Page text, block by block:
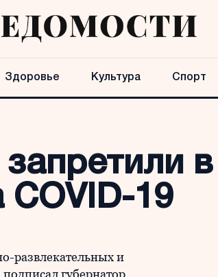
Здоровье Культура Спорт
в
19
развлекательных и
губернатор